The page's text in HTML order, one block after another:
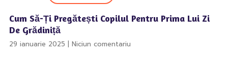
Cum Să-Ți Pregătești Copilul Pentru Prima Lui Zi
De Grădiniță
29 ianuarie 2025 Niciun comentariu